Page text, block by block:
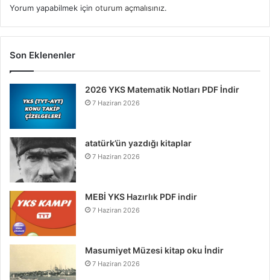
Yorum yapabilmek için oturum açmalısınız.
Son Eklenenler
2026 YKS Matematik Notları PDF İndir
7 Haziran 2026
atatürk’ün yazdığı kitaplar
7 Haziran 2026
MEBİ YKS Hazırlık PDF indir
7 Haziran 2026
Masumiyet Müzesi kitap oku İndir
7 Haziran 2026